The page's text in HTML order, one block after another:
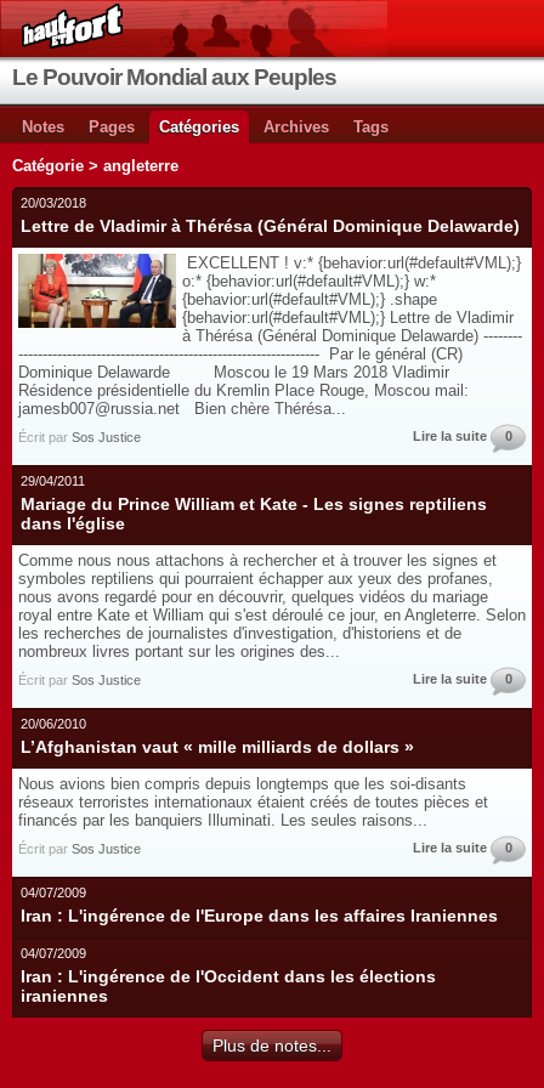
Le Pouvoir Mondial aux Peuples
Notes Pages Catégories Archives Tags
Catégorie > angleterre
20/03/2018
Lettre de Vladimir à Thérésa (Général Dominique Delawarde)
EXCELLENT ! v:* {behavior:url(#default#VML);}
o:* {behavior:url(#default#VML);} w:*
{behavior:url(#default#VML);} .shape
{behavior:url(#default#VML);} Lettre de Vladimir
à Thérésa (Général Dominique Delawarde) --------
-------------------------------------------------------------- Par le général (CR)
Dominique Delawarde Moscou le 19 Mars 2018 Vladimir
Résidence présidentielle du Kremlin Place Rouge, Moscou mail:
jamesb007@russia.net Bien chère Thérésa...
Écrit par Sos Justice Lire la suite 0
29/04/2011
Mariage du Prince William et Kate - Les signes reptiliens
dans l'église
Comme nous nous attachons à rechercher et à trouver les signes et
symboles reptiliens qui pourraient échapper aux yeux des profanes,
nous avons regardé pour en découvrir, quelques vidéos du mariage
royal entre Kate et William qui s'est déroulé ce jour, en Angleterre. Selon
les recherches de journalistes d'investigation, d'historiens et de
nombreux livres portant sur les origines des...
Écrit par Sos Justice Lire la suite 0
20/06/2010
L’Afghanistan vaut « mille milliards de dollars »
Nous avions bien compris depuis longtemps que les soi-disants
réseaux terroristes internationaux étaient créés de toutes pièces et
financés par les banquiers Illuminati. Les seules raisons...
Écrit par Sos Justice Lire la suite 0
04/07/2009
Iran : L'ingérence de l'Europe dans les affaires Iraniennes
04/07/2009
Iran : L'ingérence de l'Occident dans les élections
iraniennes
Plus de notes...